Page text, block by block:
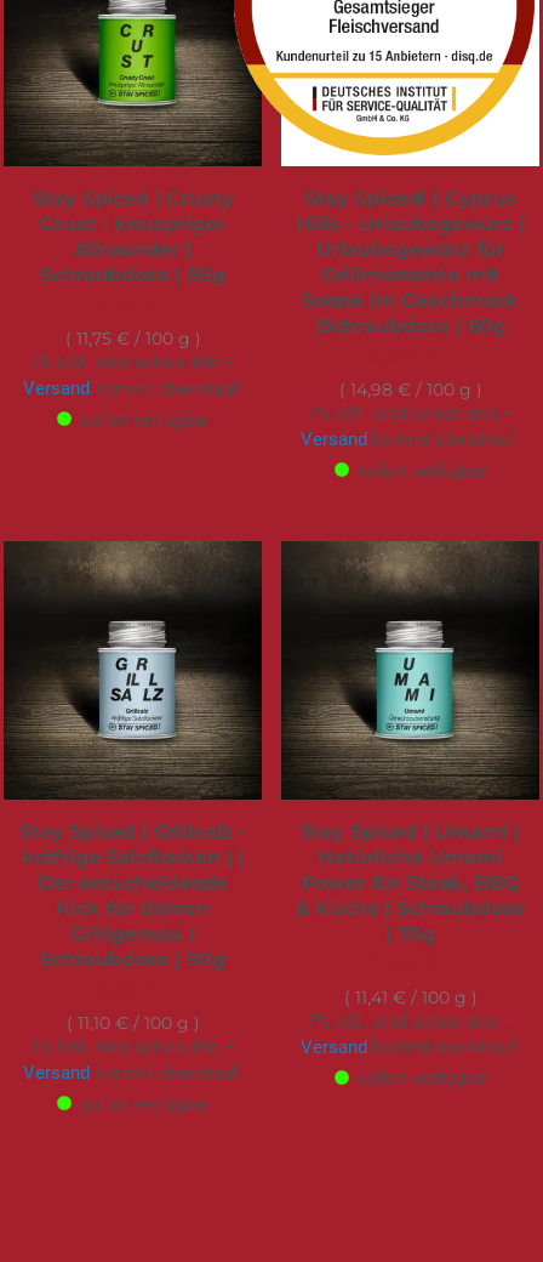
Stay Spiced | Crusty
Crust - knuspriger
Allrounder |
Schraubdose | 85g
11,75 €/ 100 g
7% USt. sind schon drin –
Versandkommt obendrauf.
sofort verfügbar
Stay Spiced! | Cyprus
Hills - Urlaubsgewürz |
Urlaubsgewürz für
Grillmomente mit
Sonne im Geschmack
|Schraubdose | 60g
14,98 €/ 100 g
7% USt. sind schon drin –
Versandkommt obendrauf.
sofort verfügbar
Stay Spiced | Grillsalz -
kräftige Salzflocken | |
Der entscheidende
Kick für deinen
Grillgenuss |
Schraubdose | 90g
11,10 €/ 100 g
7% USt. sind schon drin –
Versandkommt obendrauf.
sofort verfügbar
Stay Spiced | Umami |
Natürliche Umami
Power für Steak, BBQ
& Küche | Schraubdose
| 70g
11,41 €/ 100 g
7% USt. sind schon drin –
Versandkommt obendrauf.
sofort verfügbar